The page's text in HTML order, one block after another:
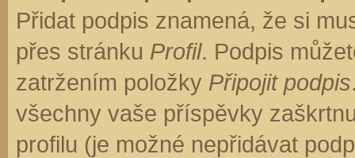
Přidat podpis znamená, že si
přes stránku Profil. Podpis
zatržením položky Připojit podpis
všechny vaše příspěvky
profilu (je možné nepřidávat